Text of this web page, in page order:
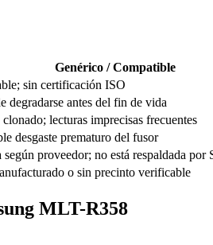
Genérico / Compatible
sin certificación ISO
degradarse antes del fin de vida
lecturas imprecisas frecuentes
desgaste prematuro del fusor
según proveedor; no está respaldada por
o sin precinto verificable
MLT-R358